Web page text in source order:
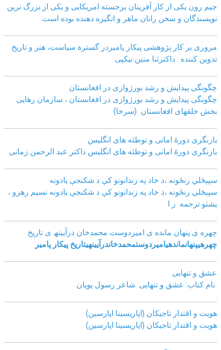
جیم رون یکی از کار آفرینان برجسته امریکایی و یکی از بزرگ ترین
نویسندگان و سخن رانان ماهر و انگیزه دهنده بوده است.
مروری بر کار پژوهشی پیکار پامیردر گسترة سیاست، هنر و تاریخ
تدوین کننده : داکترثنا متین نیکپی
چگونگی پیدایش و رشد بورژوازی در افغانستان
چگونگی پیدایش و رشد بورژوازی در افغانستان ، سازمان رهایی
بخش خلقهای افغانستان (سرخا)
بازنگرى دورۀ امانى و توطئه هاى انگليس
بازنگرى دورۀ امانى و توطئه هاى انگليس داکتر عبد الرحمن زمانى
سپېڅلي رنځونه ،د خاد په زندانونو کې د شکنجې یادونه
سپېڅلي رنځونه ،د خاد په زندانونو کې د شکنجې یادونه نسیم رهرو ،
پشتو ترجمه ر ا
چھره ی پنھان مانده ی امیردوست محمدخان درآیینھ ی تاریخ
چھرهیپنھانماندهیامیردوستمحمدخاندرآیینھیتاریخ پیکار پامیر
عشق و تنهایی
نام کتاب: عشق و تنهایی شاعر رسول پویان
هویت و اقتدار تاجیکان (اپاریسینا اپارسین)
هویت و اقتدار تاجیکان (اپاریسینا اپارسین)